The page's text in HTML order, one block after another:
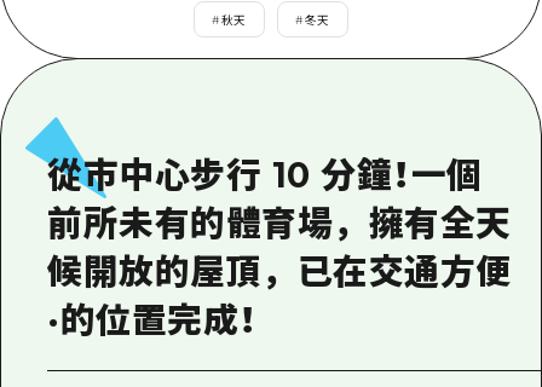
活動·廟會
購物
運動
夜晚生活
世界遺產
學習·體驗
答對了
美北
藝北
宮島周邊
答對了
美北
藝北
宮島周邊
有用的信息
列表
存取
輔助流量摘要
設施擁堵
HOME
新聞
#秋天 #冬天
從市中心步行 10 分鐘！一個
前所未有的體育場，擁有全天
候開放的屋頂，已在交通方便
·的位置完成！